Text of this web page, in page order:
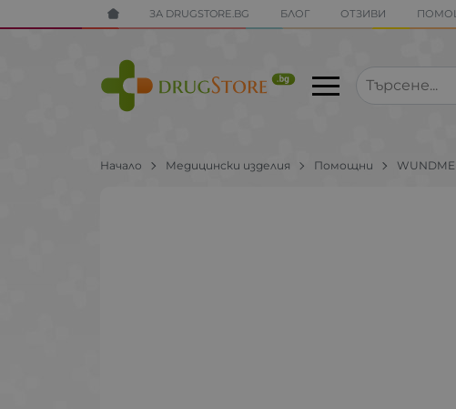
ЗА DRUGSTORE.BG БЛОГ ОТЗИВИ
Начало Медицински изделия Помощни